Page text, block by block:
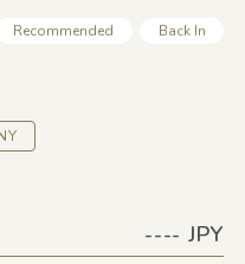
Recommended Back In
---- JPY